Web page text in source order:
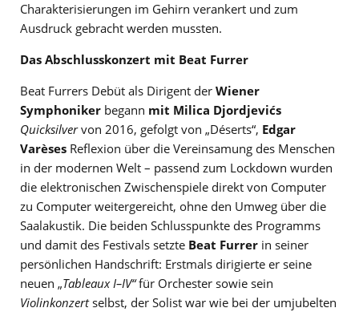
Charakterisierungen im Gehirn verankert und zum
Ausdruck gebracht werden mussten.
Das Abschlusskonzert mit Beat Furrer
Beat Furrers Debüt als Dirigent der Wiener
Symphoniker begann mit Milica Djordjevićs
Quicksilvervon 2016, gefolgt von „Déserts“, Edgar
Varèses Reflexion über die Vereinsamung des Menschen
in der modernen Welt – passend zum Lockdown wurden
die elektronischen Zwischenspiele direkt von Computer
zu Computer weitergereicht, ohne den Umweg über die
Saalakustik. Die beiden Schlusspunkte des Programms
und damit des Festivals setzte Beat Furrer in seiner
persönlichen Handschrift: Erstmals dirigierte er seine
neuen „Tableaux I–IV“für Orchester sowie sein
Violinkonzertselbst, der Solist war wie bei der umjubelten